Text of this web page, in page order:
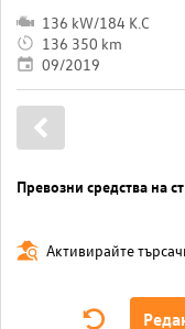
136 kW/184 K.C
136 350 km
09/2019
Превозни средства на
Активирайте